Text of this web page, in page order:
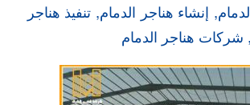
إنشاء هناجر الدمام, تنفيذ هناجر
شركات هناجر الدمام